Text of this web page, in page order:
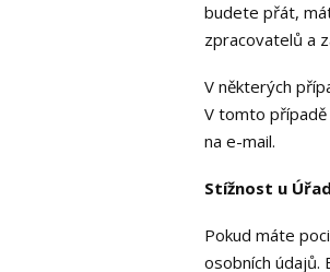
budete přát,
zpracovatelů a
V některých
V tomto případě
na e-mail.
Stížnost u
Pokud máte
osobních údajů.